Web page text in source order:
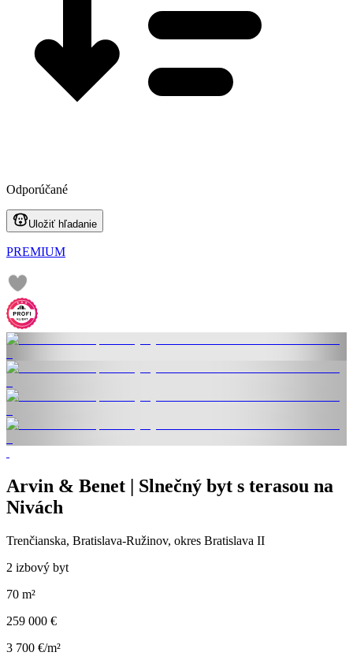
Odporúčané
Uložiť hľadanie
PREMIUM
Arvin & Benet | Slnečný byt s terasou na
Nivách
Trenčianska, Bratislava-Ružinov, okres Bratislava II
2 izbový byt
70 m²
259 000 €
3 700 €/m²